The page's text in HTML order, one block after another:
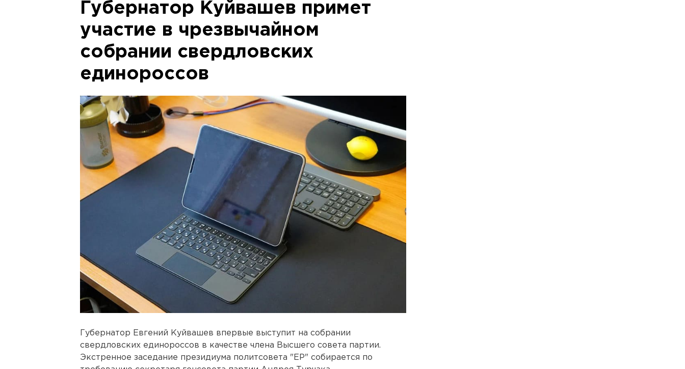
Губернатор Куйвашев примет
участие в чрезвычайном
собрании свердловских
единороссов
Губернатор Евгений Куйвашев впервые выступит на собрании
свердловских единороссов в качестве члена Высшего совета партии.
Экстренное заседание президиума политсовета "ЕР" собирается по